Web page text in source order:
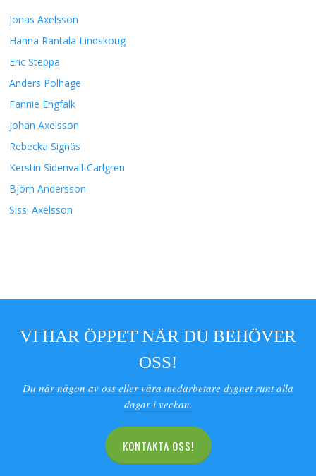
Jonas Axelsson
Hanna Rantala Lindskoug
Eric Steppa
Anders Polhage
Fannie Engfalk
Johan Axelsson
Rebecka Signäs
Kerstin Sidenvall-Carlgren
Björn Andersson
Sissi Axelsson
VI HAR ÖPPET NÄR DU BEHÖVER
OSS!
Du når någon av oss eller våra medarbetare dygnet runt alla
dagar i veckan.
KONTAKTA OSS!